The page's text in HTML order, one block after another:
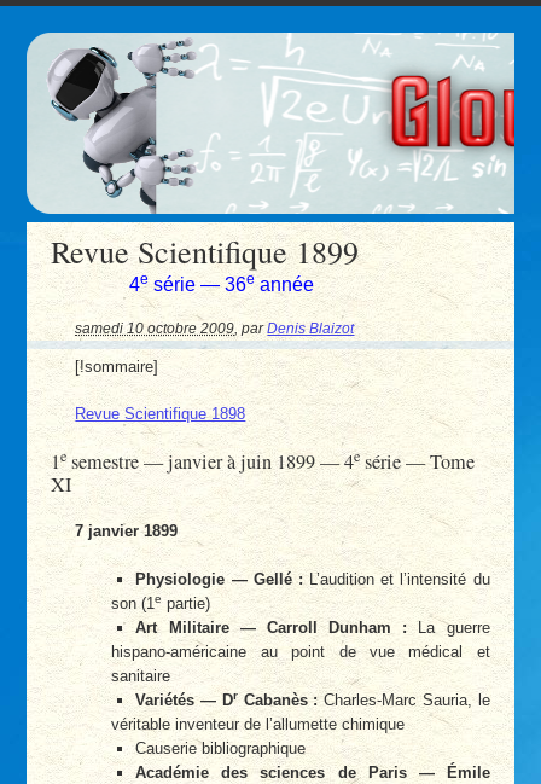
Revue Scientifique 1899
4e série — 36eannée
samedi 10 octobre 2009 ,parDenis Blaizot
[!sommaire]
Revue Scientifique 1898
1esemestre — janvier à juin 1899 — 4e série — Tome
XI
7 janvier 1899
Physiologie — Gellé :L’audition et l’intensité du
son (1e partie)
Art Militaire — Carroll Dunham : La guerre
hispano-américaine au point de vue médical et
sanitaire
Variétés — DrCabanès : Charles-Marc Sauria, le
véritable inventeur de l’allumette chimique
Causerie bibliographique
Académie des sciences de Paris — Émile